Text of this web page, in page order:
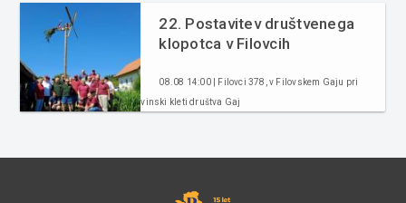
22. Postavitev društvenega
klopotca v Filovcih
08.08 14:00 | Filovci 378, v Filovskem Gaju pri
vinski kleti društva Gaj